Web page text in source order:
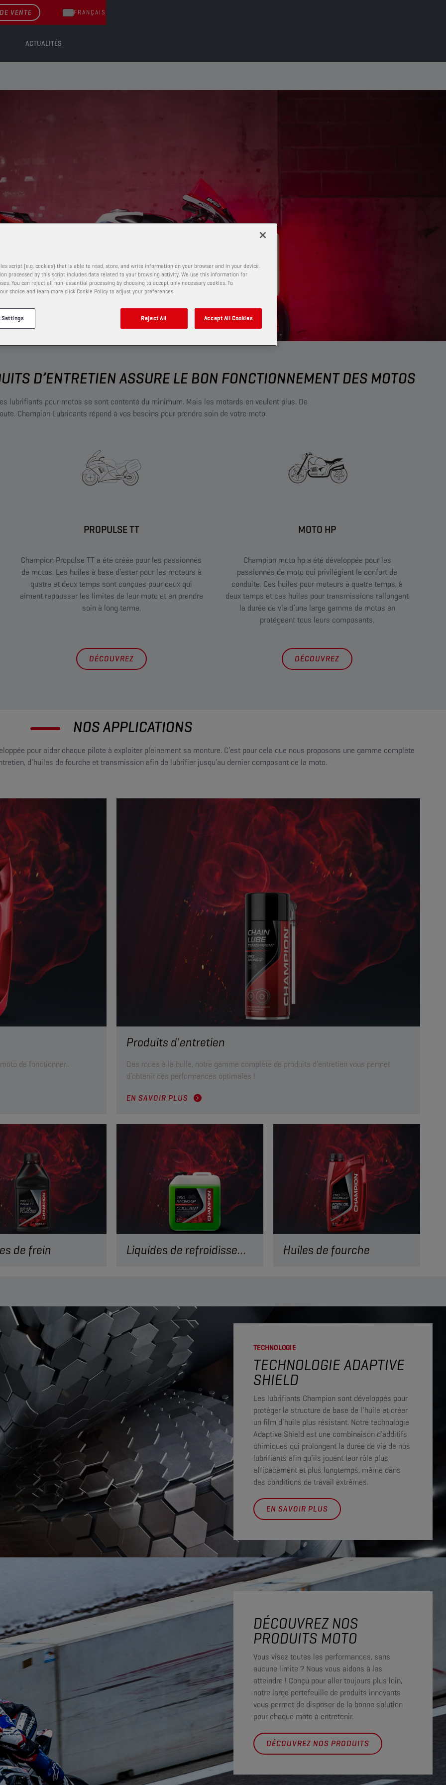
ACTUALITÉS
VENTE FRANÇAIS
etc.
D’ENTRETIEN ASSURE LE BON FONCTIONNEMENT DES MOTOS
lubrifiants pour motos se sont contenté du minimum. Mais les motards en veulent plus. De
Champion Lubricants répond à vos besoins pour prendre soin de votre moto.
PROPULSE TT
Champion Propulse TT a été créée pour les passionnés
de motos. Les huiles à base d’ester pour les moteurs à
quatre et deux temps sont conçues pour ceux qui
aiment repousser les limites de leur moto et en prendre
soin à long terme.
DÉCOUVREZ
MOTO HP
Champion moto hp a été développée pour les
passionnés de moto qui privilégient le confort de
conduite. Ces huiles pour moteurs à quatre temps, à
deux temps et ces huiles pour transmissions rallongent
la durée de vie d’une large gamme de motos en
protégeant tous leurs composants.
DÉCOUVREZ
NOS APPLICATIONS
pour aider chaque pilote à exploiter pleinement sa monture. C’est pour cela que nous proposons une gamme complète
d’huiles de fourche et transmission afin de lubrifier jusqu’au dernier composant de la moto.
de fonctionner..
Produits d'entretien
Des roues à la bulle, notre gamme complète de produits d’entretien vous permet
d’obtenir des performances optimales !
EN SAVOIR PLUS
de frein
PLUS
Liquides de refroidissement
la surchauffe.
EN SAVOIR PLUS
Huiles de fourche
avec nos huiles de fourche !
TECHNOLOGIE
TECHNOLOGIE ADAPTIVE
SHIELD
Les lubrifiants Champion sont développés pour
protéger la structure de base de l’huile et créer
un film d’huile plus résistant. Notre technologie
Adaptive Shield est une combinaison d’additifs
chimiques qui prolongent la durée de vie de nos
lubrifiants afin qu’ils jouent leur rôle plus
efficacement et plus longtemps, même dans
des conditions de travail extrêmes.
EN SAVOIR PLUS
DÉCOUVREZ NOS
PRODUITS MOTO
Vous visez toutes les performances, sans
aucune limite ? Nous vous aidons à les
atteindre ! Conçu pour aller toujours plus loin,
notre large portefeuille de produits innovants
vous permet de disposer de la bonne solution
pour chaque moto à entretenir.
DÉCOUVREZ NOS PRODUITS
script (e.g. cookies) that is able to read, store, and write information on your browser and in your device.
processed by this script includes data related to your browsing activity. We use this information for
You can reject all non-essential processing by choosing to accept only necessary cookies. To
choice and learn more click Cookie Policy to adjust your preferences.
Settings Reject All Accept All Cookies